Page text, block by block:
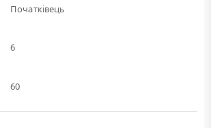
Початківець
6
60